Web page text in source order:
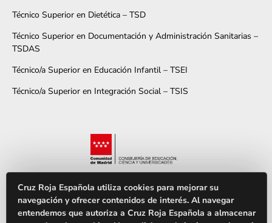
Técnico Superior en Dietética – TSD
Técnico Superior en Documentación y Administración Sanitarias –
TSDAS
Técnico/a Superior en Educación Infantil – TSEI
Técnico/a Superior en Integración Social – TSIS
© Copyright 2026 - Cruz Roja FP - Madrid
Política de CookiesPolítica de Privacidad en RRSSAviso Legal
Cruz Roja Española utiliza cookies para mejorar su
navegación y ofrecer contenidos de interés. Al navegar
entendemos que autoriza a Cruz Roja Española a almacenar